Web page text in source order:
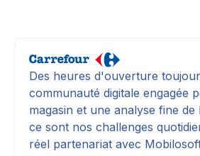
Des heures d'ouverture
communauté digitale engagée
magasin et une analyse fine
ce sont nos challenges
réel partenariat avec